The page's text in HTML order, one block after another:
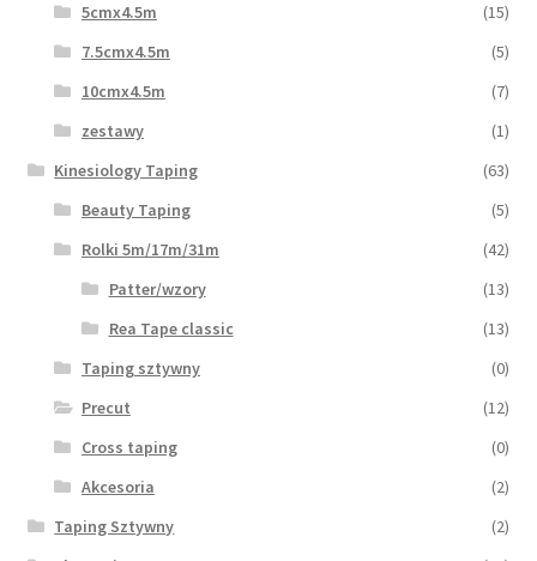
5cmx4.5m
(15)
7.5cmx4.5m
(5)
10cmx4.5m
(7)
zestawy
(1)
Kinesiology Taping
(63)
Beauty Taping
(5)
Rolki 5m/17m/31m
(42)
Patter/wzory
(13)
Rea Tape classic
(13)
Taping sztywny
(0)
Precut
(12)
Cross taping
(0)
Akcesoria
(2)
Taping Sztywny
(2)